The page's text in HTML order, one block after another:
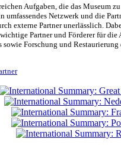
Aufgaben, die das Museum
umfassendes Netzwerk und die
externe Partner unerlässlich.
Partner und Förderer für die
sowie Forschung und